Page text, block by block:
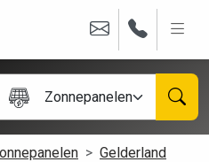
Zonnepanelen
Gelderland